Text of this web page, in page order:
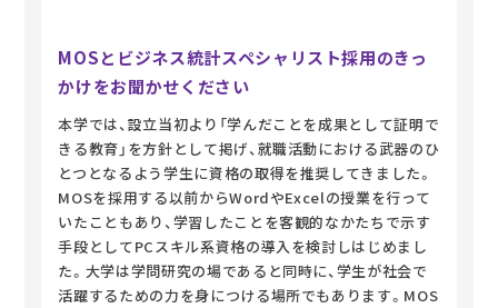
MOSとビジネス統計スペシャリスト採用のきっ
かけをお聞かせください
本学では、設立当初より「学んだことを成果として証明で
きる教育」を方針として掲げ、就職活動における武器のひ
とつとなるよう学生に資格の取得を推奨してきました。
MOSを採用する以前からWordやExcelの授業を行って
いたこともあり、学習したことを客観的なかたちで示す
手段としてPCスキル系資格の導入を検討しはじめまし
た。大学は学問研究の場であると同時に、学生が社会で
活躍するための力を身につける場所でもあります。MOS